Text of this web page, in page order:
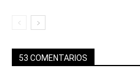
53 COMENTARIOS